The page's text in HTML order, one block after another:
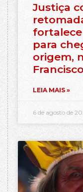
Justiça
para
origem,
Francisco
LEIA MAIS »
6 de agosto de